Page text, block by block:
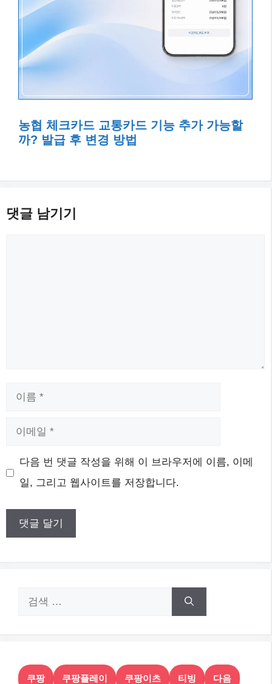
농협 체크카드 교통카드 기능 추가 가능할
까? 발급 후 변경 방법
댓글 남기기
일
다음 번 댓글 작성을 위해 이 브라우저에 이름, 이메
일, 그리고 웹사이트를 저장합니다.
쿠팡 쿠팡플레이 쿠팡이츠 티빙 다음